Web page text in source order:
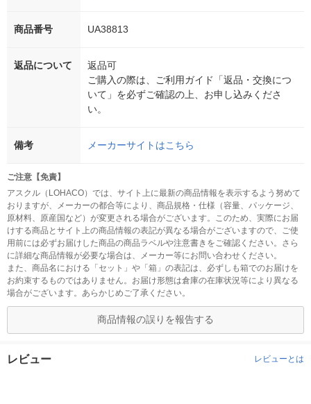
商品番号 UA38813
返品について
返品可
ご購入の際は、ご利用ガイド「返品・交換につ
いて」を必ずご確認の上、お申し込みくださ
い。
備考 メーカーサイトはこちら
ご注意【免責】
アスクル（LOHACO）では、サイト上に最新の商品情報を表示するよう努めて
おりますが、メーカーの都合等により、商品規格・仕様（容量、パッケージ、
原材料、原産国など）が変更される場合がございます。このため、実際にお届
けする商品とサイト上の商品情報の表記が異なる場合がございますので、ご使
用前には必ずお届けした商品の商品ラベルや注意書きをご確認ください。さら
に詳細な商品情報が必要な場合は、メーカー等にお問い合わせください。
また、商品名における「セット」や「箱」の表記は、必ずしも箱でのお届けを
お約束するものではありません。お届け形態は倉庫の在庫状況等により異なる
場合がございます。あらかじめご了承ください。
商品情報の誤りを報告する
レビュー レビューとは